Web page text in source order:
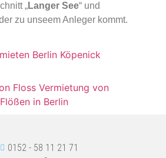
„Langer See“ und
zu unseem Anleger kommt.
0152 - 58 11 21 71